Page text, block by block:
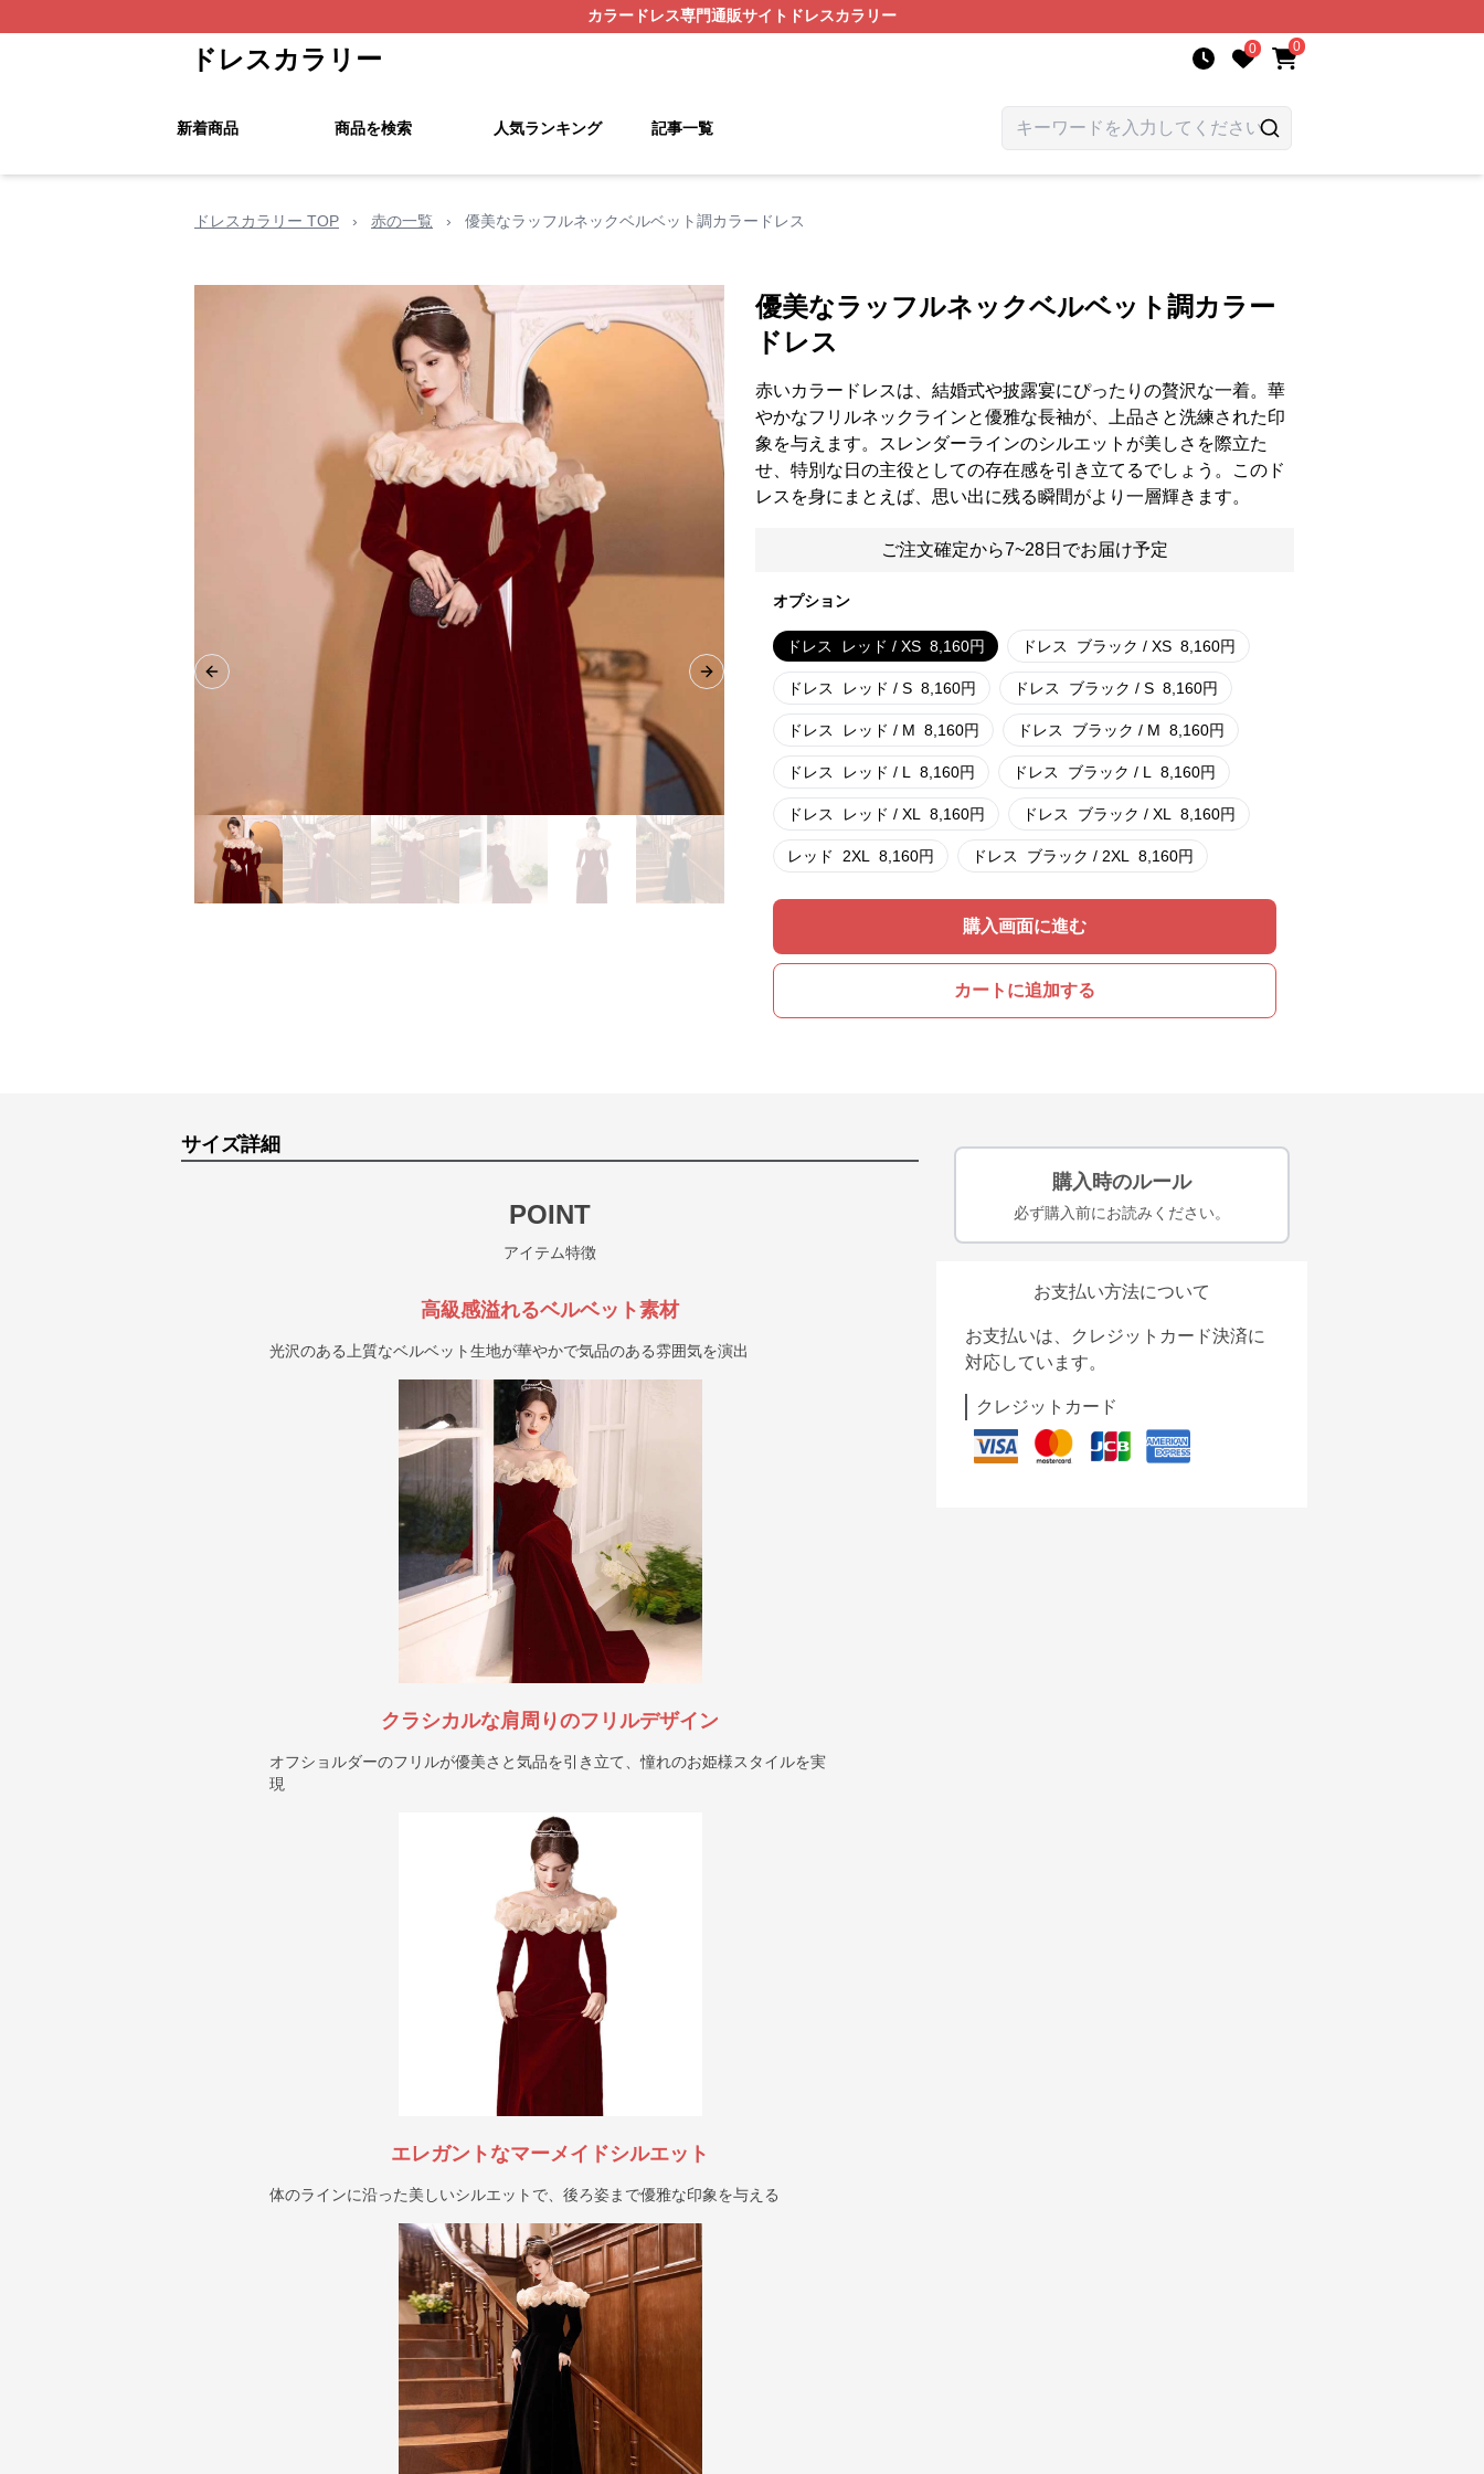
カラードレス専門通販サイト ドレスカラリー
ドレスカラリー 0 0
新着商品 商品を検索 人気ランキング 記事一覧
ドレスカラリー TOP › 赤の一覧 › 優美なラッフルネックベルベット調カラードレス
Previous slide Next slide
優美なラッフルネックベルベット調カラー
ドレス
赤いカラードレスは、結婚式や披露宴にぴったりの贅沢な一着。華
やかなフリルネックラインと優雅な長袖が、上品さと洗練された印
象を与えます。スレンダーラインのシルエットが美しさを際立た
せ、特別な日の主役としての存在感を引き立てるでしょう。このド
レスを身にまとえば、思い出に残る瞬間がより一層輝きます。
ご注文確定から7~28日でお届け予定
オプション
ドレス レッド / XS 8,160円 ドレス ブラック / XS 8,160円
ドレス レッド / S 8,160円 ドレス ブラック / S 8,160円
ドレス レッド / M 8,160円 ドレス ブラック / M 8,160円
ドレス レッド / L 8,160円 ドレス ブラック / L 8,160円
ドレス レッド / XL 8,160円 ドレス ブラック / XL 8,160円
レッド 2XL 8,160円 ドレス ブラック / 2XL 8,160円
購入画面に進む
カートに追加する
サイズ詳細
POINT
アイテム特徴
高級感溢れるベルベット素材
光沢のある上質なベルベット生地が華やかで気品のある雰囲気を演出
クラシカルな肩周りのフリルデザイン
オフショルダーのフリルが優美さと気品を引き立て、憧れのお姫様スタイルを実
現
エレガントなマーメイドシルエット
体のラインに沿った美しいシルエットで、後ろ姿まで優雅な印象を与える
購入時のルール
必ず購入前にお読みください。
お支払い方法について
お支払いは、クレジットカード決済に
対応しています。
クレジットカード